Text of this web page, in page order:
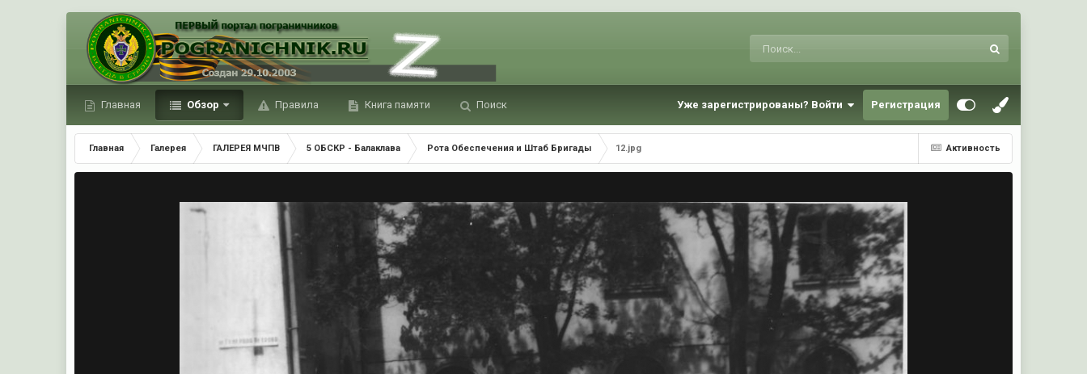
Главная Обзор Правила Книга памяти Поиск Уже зарегистрированы? Войти Регистрация
Активность
Главная Галерея ГАЛЕРЕЯ МЧПВ 5 ОБСКР - Балаклава Рота Обеспечения и Штаб Бригады 12.jpg